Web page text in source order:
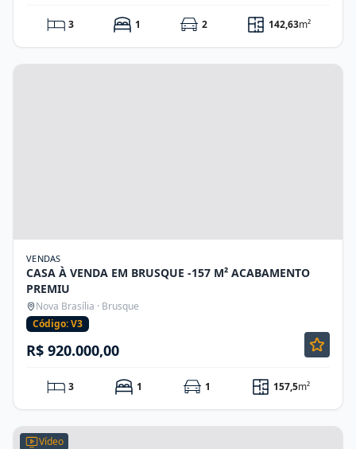
3 1 2 142,63m²
VENDAS
CASA À VENDA EM BRUSQUE -157 M² ACABAMENTO
PREMIU
Nova Brasília · Brusque
Código: V3
R$ 920.000,00
3 1 1 157,5m²
Vídeo